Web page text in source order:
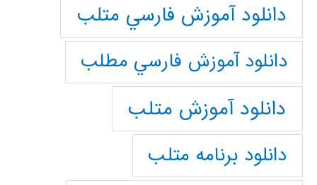
دانلود آموزش فارسي متلب
دانلود آموزش فارسي مطلب
دانلود آموزش متلب
دانلود برنامه متلب